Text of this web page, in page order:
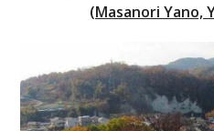
(Masanori Yano,